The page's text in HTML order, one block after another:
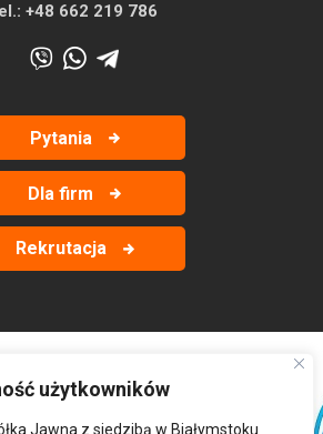
użytkowników
Jawna z siedzibą w Białymstoku
+48 662 219 786
Pytania
Dla firm
Rekrutacja